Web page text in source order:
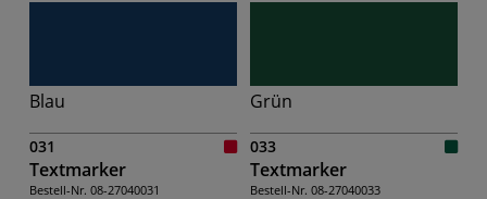
Blau
031
Textmarker
Bestell-Nr. 08-27040031
Grün
033
Textmarker
Bestell-Nr. 08-27040033